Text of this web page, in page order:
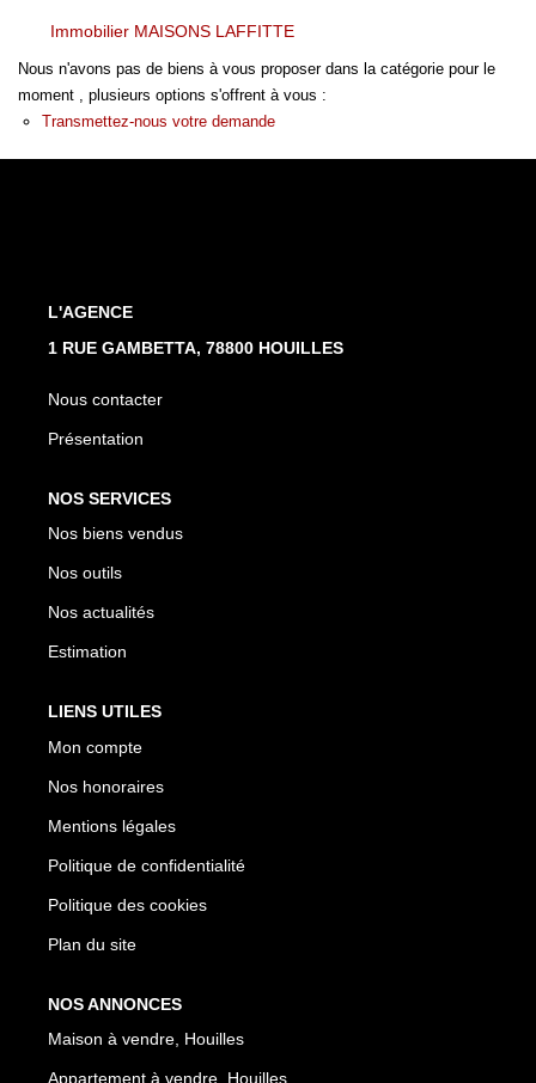
CONTACT
Immobilier MAISONS LAFFITTE
Nous n'avons pas de biens à vous proposer dans la catégorie pour le
moment , plusieurs options s'offrent à vous :
Transmettez-nous votre demande
L'AGENCE
1 RUE GAMBETTA, 78800 HOUILLES
Nous contacter
Présentation
NOS SERVICES
Nos biens vendus
Nos outils
Nos actualités
Estimation
LIENS UTILES
Mon compte
Nos honoraires
Mentions légales
Politique de confidentialité
Politique des cookies
Plan du site
NOS ANNONCES
Maison à vendre, Houilles
Appartement à vendre, Houilles